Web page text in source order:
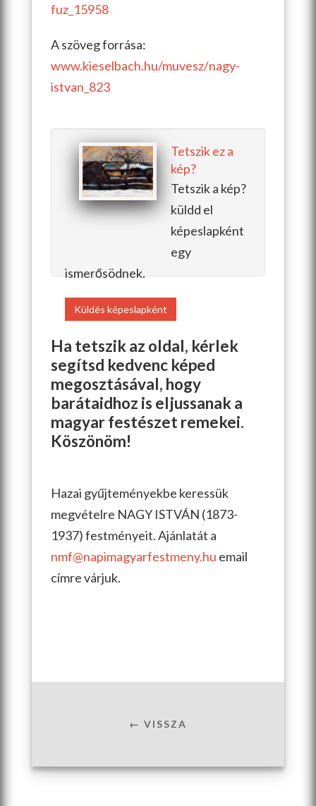
fuz_15958
A szöveg forrása:
www.kieselbach.hu/muvesz/nagy-
istvan_823
Tetszik ez a
kép?
Tetszik a kép?
küldd el
képeslapként
egy
ismerősödnek.
Küldés képeslapként
Ha tetszik az oldal, kérlek
segítsd kedvenc képed
megosztásával, hogy
barátaidhoz is eljussanak a
magyar festészet remekei.
Köszönöm!
Hazai gyűjteményekbe keressük
megvételre NAGY ISTVÁN (1873-
1937) festményeit. Ajánlatát a
nmf@napimagyarfestmeny.hu email
címre várjuk.
← VISSZA